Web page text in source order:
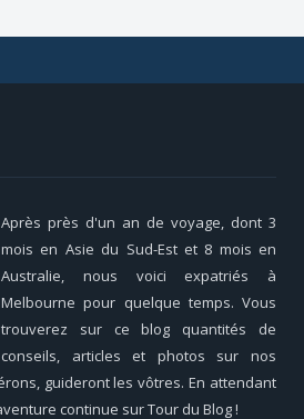
Après près d'un an de voyage, dont 3
mois en Asie du Sud-Est et 8 mois en
Australie, nous voici expatriés à
Melbourne pour quelque temps. Vous
trouverez sur ce blog quantités de
conseils, articles et photos sur nos
guideront les vôtres. En attendant
continue sur Tour du Blog !